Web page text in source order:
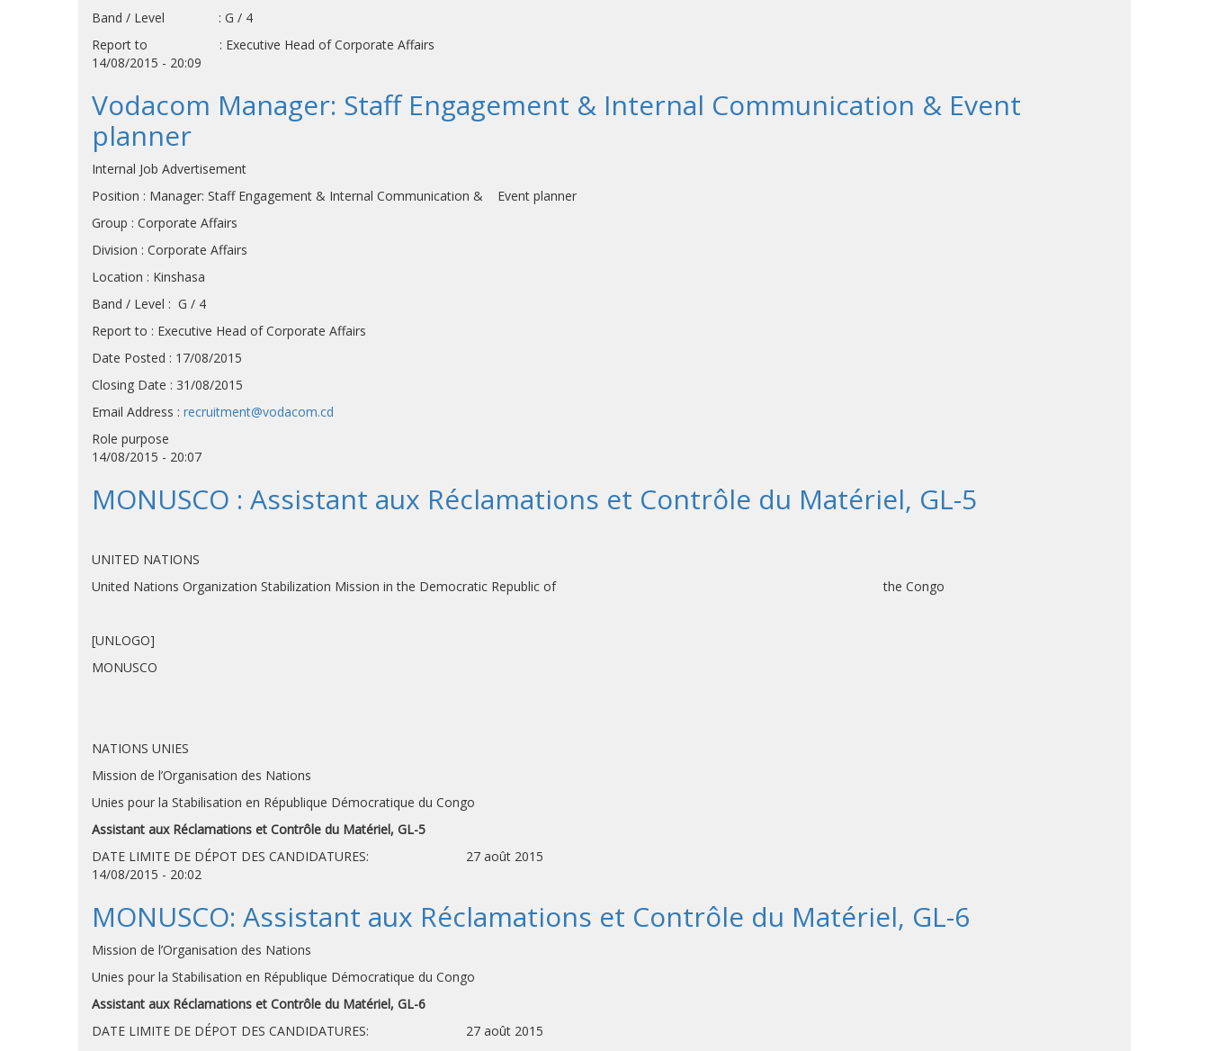
Band / Level : G / 4
Report to : Executive Head of Corporate Affairs
14/08/2015 - 20:09
Vodacom Manager: Staff Engagement & Internal Communication & Event
planner
Internal Job Advertisement
Position : Manager: Staff Engagement & Internal Communication & Event planner
Group : Corporate Affairs
Division : Corporate Affairs
Location : Kinshasa
Band / Level : G / 4
Report to : Executive Head of Corporate Affairs
Date Posted : 17/08/2015
Closing Date : 31/08/2015
Email Address : recruitment@vodacom.cd
Role purpose
14/08/2015 - 20:07
MONUSCO : Assistant aux Réclamations et Contrôle du Matériel, GL-5
UNITED NATIONS
United Nations Organization Stabilization Mission in the Democratic Republic of the Congo
[UNLOGO]
MONUSCO
NATIONS UNIES
Mission de l’Organisation des Nations
Unies pour la Stabilisation en République Démocratique du Congo
Assistant aux Réclamations et Contrôle du Matériel, GL-5
DATE LIMITE DE DÉPOT DES CANDIDATURES: 27 août 2015
14/08/2015 - 20:02
MONUSCO: Assistant aux Réclamations et Contrôle du Matériel, GL-6
Mission de l’Organisation des Nations
Unies pour la Stabilisation en République Démocratique du Congo
Assistant aux Réclamations et Contrôle du Matériel, GL-6
DATE LIMITE DE DÉPOT DES CANDIDATURES: 27 août 2015